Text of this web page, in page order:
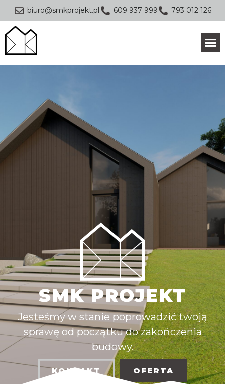
biuro@smkprojekt.pl 609 937 999 793 012 126
SMK PROJEKT
Jesteśmy w stanie poprowadzić twoją
sprawę od początku do zakończenia
budowy.
KONTAKT OFERTA